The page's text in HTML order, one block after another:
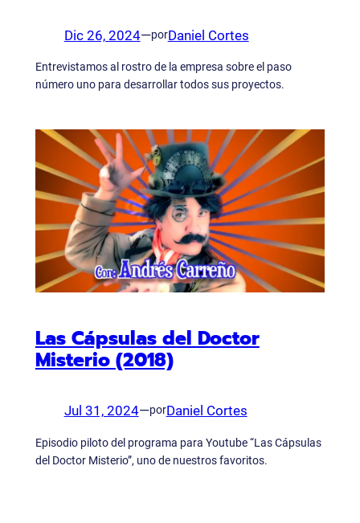
Dic 26, 2024—porDaniel Cortes
Entrevistamos al rostro de la empresa sobre el paso
número uno para desarrollar todos sus proyectos.
Las Cápsulas del Doctor
Misterio (2018)
Jul 31, 2024—porDaniel Cortes
Episodio piloto del programa para Youtube “Las Cápsulas
del Doctor Misterio”, uno de nuestros favoritos.